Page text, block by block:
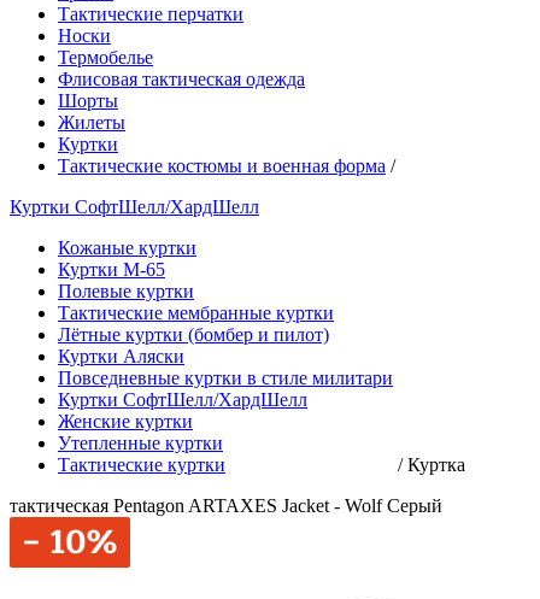
Тактические перчатки
Носки
Термобелье
Флисовая тактическая одежда
Шорты
Жилеты
Куртки
Тактические костюмы и военная форма /
Куртки СофтШелл/ХардШелл
Кожаные куртки
Куртки М-65
Полевые куртки
Тактические мембранные куртки
Лётные куртки (бомбер и пилот)
Куртки Аляски
Повседневные куртки в стиле милитари
Куртки СофтШелл/ХардШелл
Женские куртки
Утепленные куртки
Тактические куртки
/Куртка
тактическая Pentagon ARTAXES Jacket - Wolf Серый